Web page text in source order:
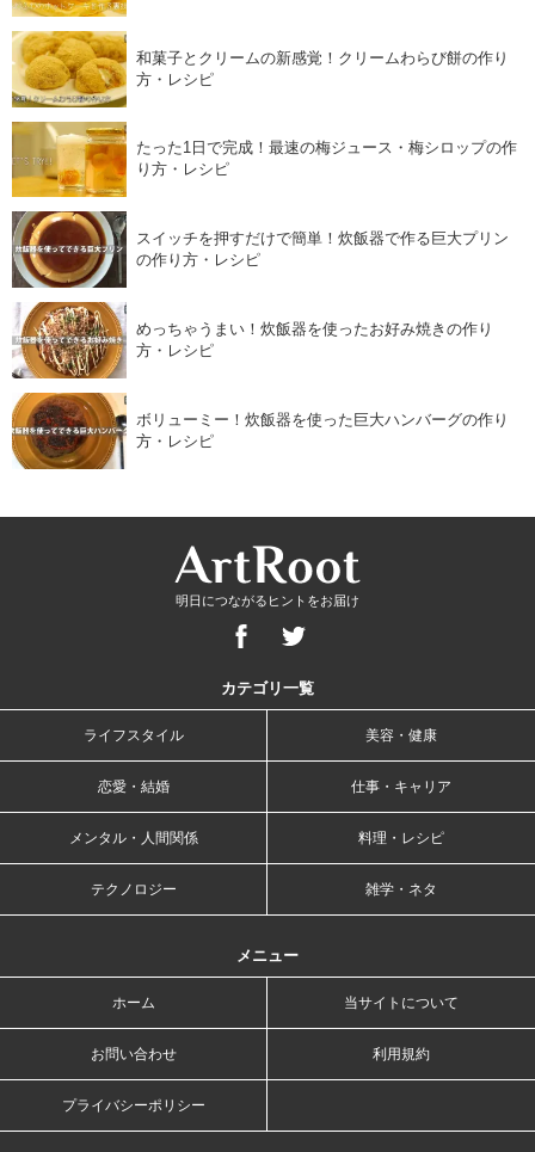
和菓子とクリームの新感覚！クリームわらび餅の作り
方・レシピ
たった1日で完成！最速の梅ジュース・梅シロップの作
り方・レシピ
スイッチを押すだけで簡単！炊飯器で作る巨大プリン
の作り方・レシピ
めっちゃうまい！炊飯器を使ったお好み焼きの作り
方・レシピ
ボリューミー！炊飯器を使った巨大ハンバーグの作り
方・レシピ
明日につながるヒントをお届け
カテゴリ一覧
ライフスタイル 美容・健康
恋愛・結婚 仕事・キャリア
メンタル・人間関係 料理・レシピ
テクノロジー 雑学・ネタ
メニュー
ホーム 当サイトについて
お問い合わせ 利用規約
プライバシーポリシー